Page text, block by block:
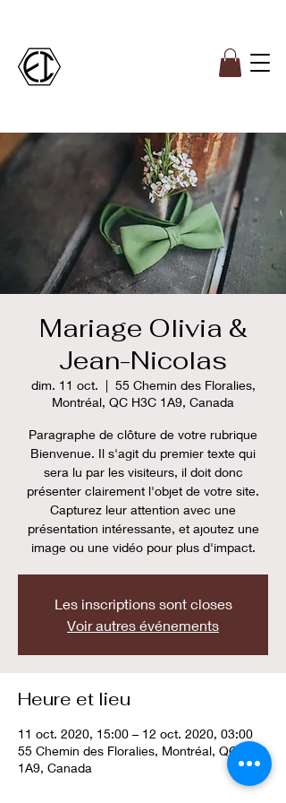
Mariage Olivia &
Jean-Nicolas
dim. 11 oct.
  |
55 Chemin des Floralies,
Montréal, QC H3C 1A9, Canada
Paragraphe de clôture de votre rubrique
Bienvenue. Il s'agit du premier texte qui
sera lu par les visiteurs, il doit donc
présenter clairement l'objet de votre site.
Capturez leur attention avec une
présentation intéressante, et ajoutez une
image ou une vidéo pour plus d'impact.
Les inscriptions sont closes
Voir autres événements
Heure et lieu
11 oct. 2020, 15:00 – 12 oct. 2020, 03:00
55 Chemin des Floralies, Montréal, QC H3C
1A9, Canada